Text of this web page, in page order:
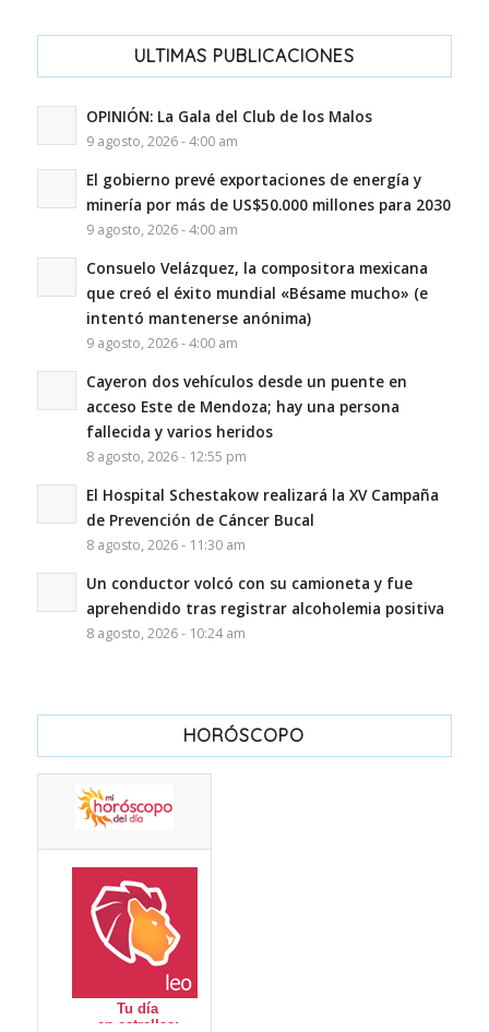
ULTIMAS PUBLICACIONES
OPINIÓN: La Gala del Club de los Malos
9 agosto, 2026 - 4:00 am
El gobierno prevé exportaciones de energía y
minería por más de US$50.000 millones para 2030
9 agosto, 2026 - 4:00 am
Consuelo Velázquez, la compositora mexicana
que creó el éxito mundial «Bésame mucho» (e
intentó mantenerse anónima)
9 agosto, 2026 - 4:00 am
Cayeron dos vehículos desde un puente en
acceso Este de Mendoza; hay una persona
fallecida y varios heridos
8 agosto, 2026 - 12:55 pm
El Hospital Schestakow realizará la XV Campaña
de Prevención de Cáncer Bucal
8 agosto, 2026 - 11:30 am
Un conductor volcó con su camioneta y fue
aprehendido tras registrar alcoholemia positiva
8 agosto, 2026 - 10:24 am
HORÓSCOPO